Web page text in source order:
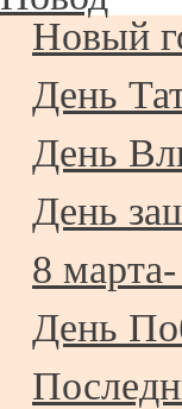
Новый
День
День
День
8
День